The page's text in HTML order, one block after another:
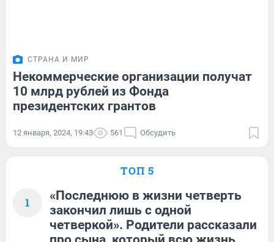
СТРАНА И МИР
Некоммерческие организации получат
10 млрд рублей из Фонда
президентских грантов
12 января, 2024, 19:43 561 Обсудить
ТОП 5
1
«Последнюю в жизни четверть
закончил лишь с одной
четверкой». Родители рассказали